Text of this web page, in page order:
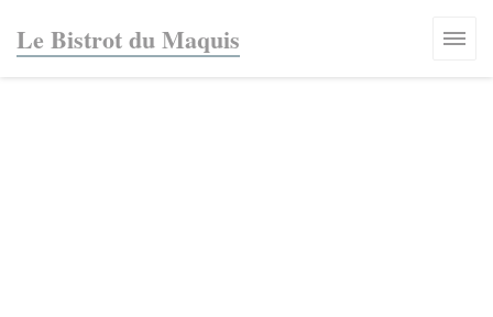
Le Bistrot du Maquis